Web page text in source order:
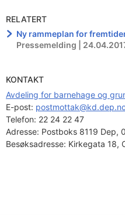
RELATERT
Ny rammeplan for
Pressemelding |
KONTAKT
Avdeling for barnehage og
E-post:
Telefon: 22 24 22 47
Adresse: Postboks 8119 Dep,
Besøksadresse: Kirkegata 18,